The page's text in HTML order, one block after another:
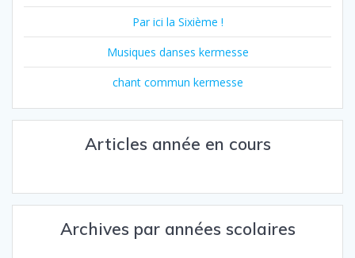
Par ici la Sixième !
Musiques danses kermesse
chant commun kermesse
Articles année en cours
Archives par années scolaires